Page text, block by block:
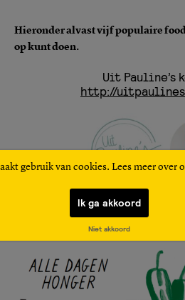
gebruik van cookies. Lees meer over
Ik ga akkoord
Niet akkoord
Hieronder alvast vijf populaire
op kunt doen.
Uit Pauline’s
http://
Alle dagen
http://